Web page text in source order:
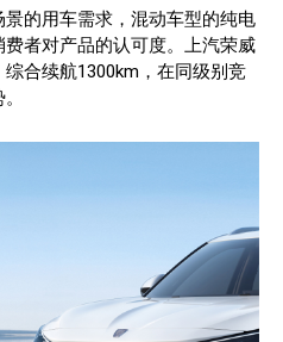
的用车需求，混动车型的纯电
者对产品的认可度。上汽荣威
综合续航1300km，在同级别竞